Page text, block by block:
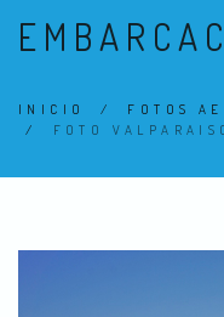
INICIO / FOTOS
/ FOTO